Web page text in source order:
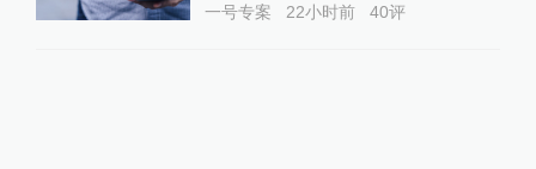
一号专案 22小时前 40评